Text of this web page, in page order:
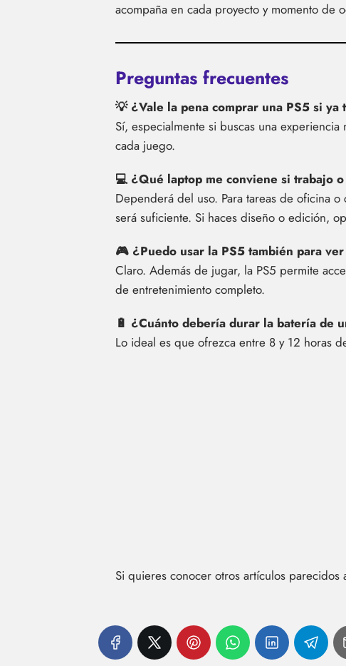
acompaña en cada proyecto y momento de
Preguntas frecuentes
💡 ¿Vale la pena comprar una PS5 si ya
Sí, especialmente si buscas una
cada juego.
💻 ¿Qué laptop me conviene si trabajo
Dependerá del uso. Para tareas de oficina
será suficiente. Si haces diseño o edición,
🎮 ¿Puedo usar la PS5 también para
Claro. Además de jugar, la PS5 permite
de entretenimiento completo.
🔋 ¿Cuánto debería durar la batería de
Lo ideal es que ofrezca entre 8 y 12 horas
Si quieres conocer otros artículos parecidos